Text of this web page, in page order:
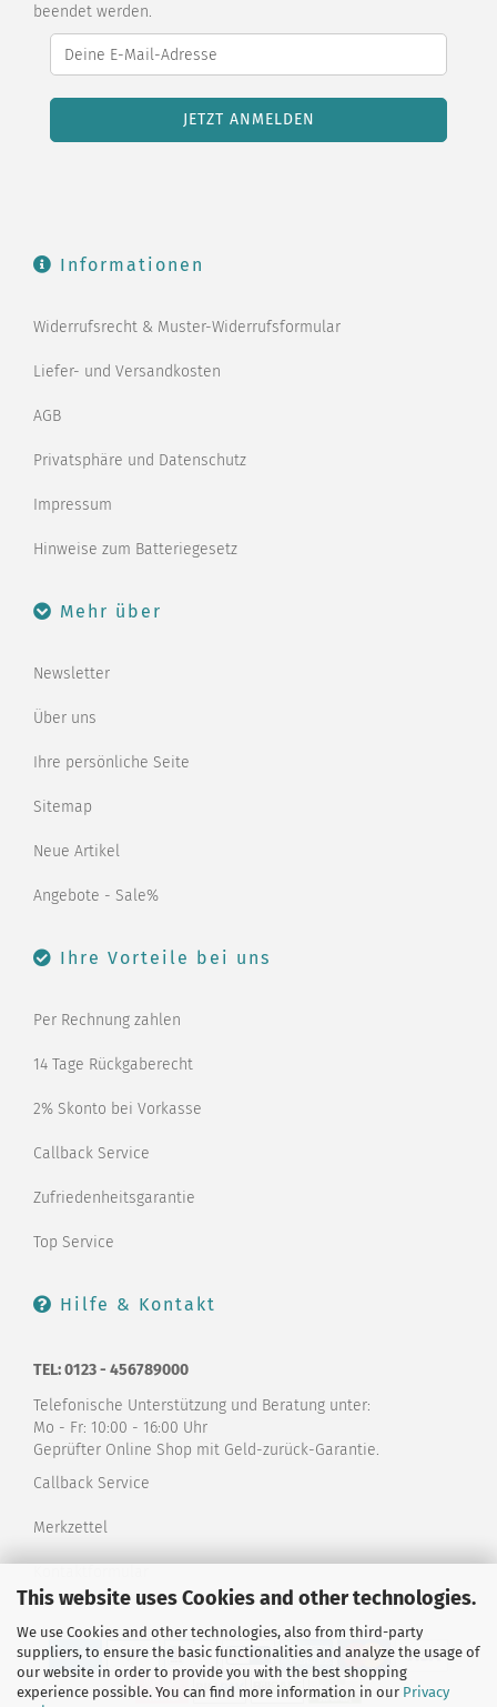
This website uses Cookies and other technologies.
We use Cookies and other technologies, also from third-party
suppliers, to ensure the basic functionalities and analyze the usage of
our website in order to provide you with the best shopping
experience possible. You can find more information in our Privacy
beendet werden.
Informationen
Widerrufsrecht & Muster-Widerrufsformular
Liefer- und Versandkosten
AGB
Privatsphäre und Datenschutz
Impressum
Hinweise zum Batteriegesetz
Mehr über
Newsletter
Über uns
Ihre persönliche Seite
Sitemap
Neue Artikel
Angebote - Sale%
Ihre Vorteile bei uns
Per Rechnung zahlen
14 Tage Rückgaberecht
2% Skonto bei Vorkasse
Callback Service
Zufriedenheitsgarantie
Top Service
Hilfe & Kontakt
TEL: 0123 - 456789000
Telefonische Unterstützung und Beratung unter:
Mo - Fr: 10:00 - 16:00 Uhr
Geprüfter Online Shop mit Geld-zurück-Garantie.
Callback Service
Merkzettel